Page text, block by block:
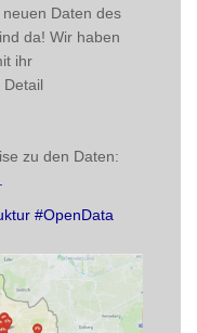
Daten des
da! Wir haben
ihr
zu den Daten:
#OpenData